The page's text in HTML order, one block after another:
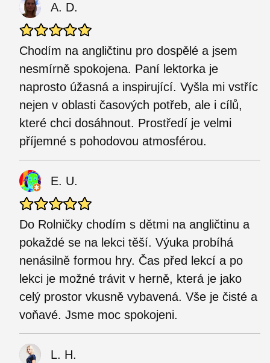
A. D.
Chodím na angličtinu pro dospělé a jsem
nesmírně spokojena. Paní lektorka je
naprosto úžasná a inspirující. Vyšla mi vstříc
nejen v oblasti časových potřeb, ale i cílů,
které chci dosáhnout. Prostředí je velmi
příjemné s pohodovou atmosférou.
E. U.
Do Rolničky chodím s dětmi na angličtinu a
pokaždé se na lekci těší. Výuka probíhá
nenásilně formou hry. Čas před lekcí a po
lekci je možné trávit v herně, která je jako
celý prostor vkusně vybavená. Vše je čisté a
voňavé. Jsme moc spokojeni.
L. H.